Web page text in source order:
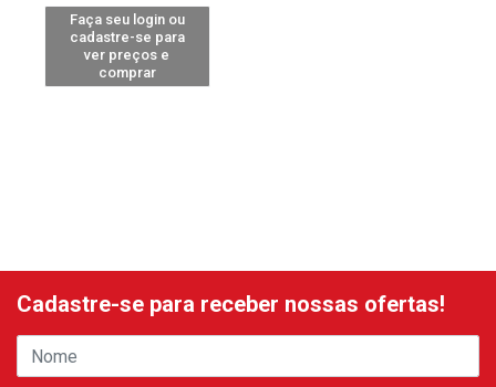
Faça seu login ou
cadastre-se para
ver preços e
comprar
Cadastre-se para receber nossas ofertas!